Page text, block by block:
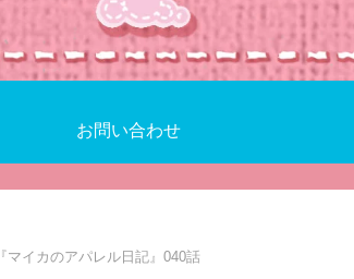
お問い合わせ
『マイカのアパレル日記』040話